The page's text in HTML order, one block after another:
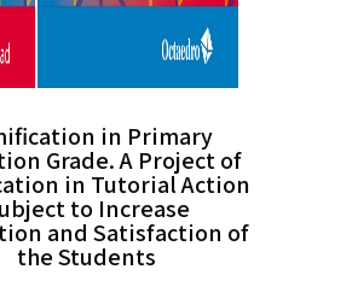
in Primary
Grade. A Project of
in Tutorial Action
to Increase
and Satisfaction of
the Students